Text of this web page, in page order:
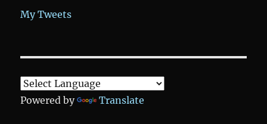
My Tweets
Powered by Translate